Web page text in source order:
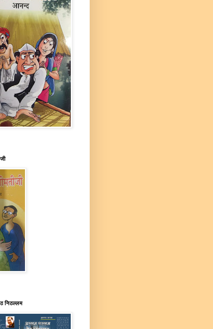
निठल्लम